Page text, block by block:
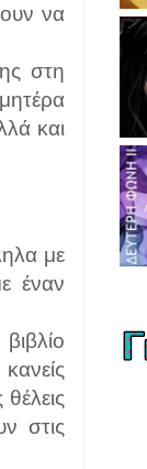
να
στη
και
με
έναν
στις